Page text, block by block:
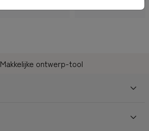
Makkelijke ontwerp-tool